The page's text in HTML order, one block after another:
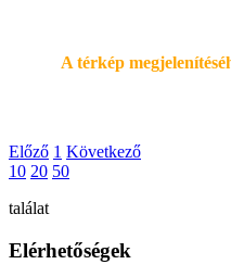
A térkép
Előző 1 Következő
10 20 50
találat
Elérhetőségek